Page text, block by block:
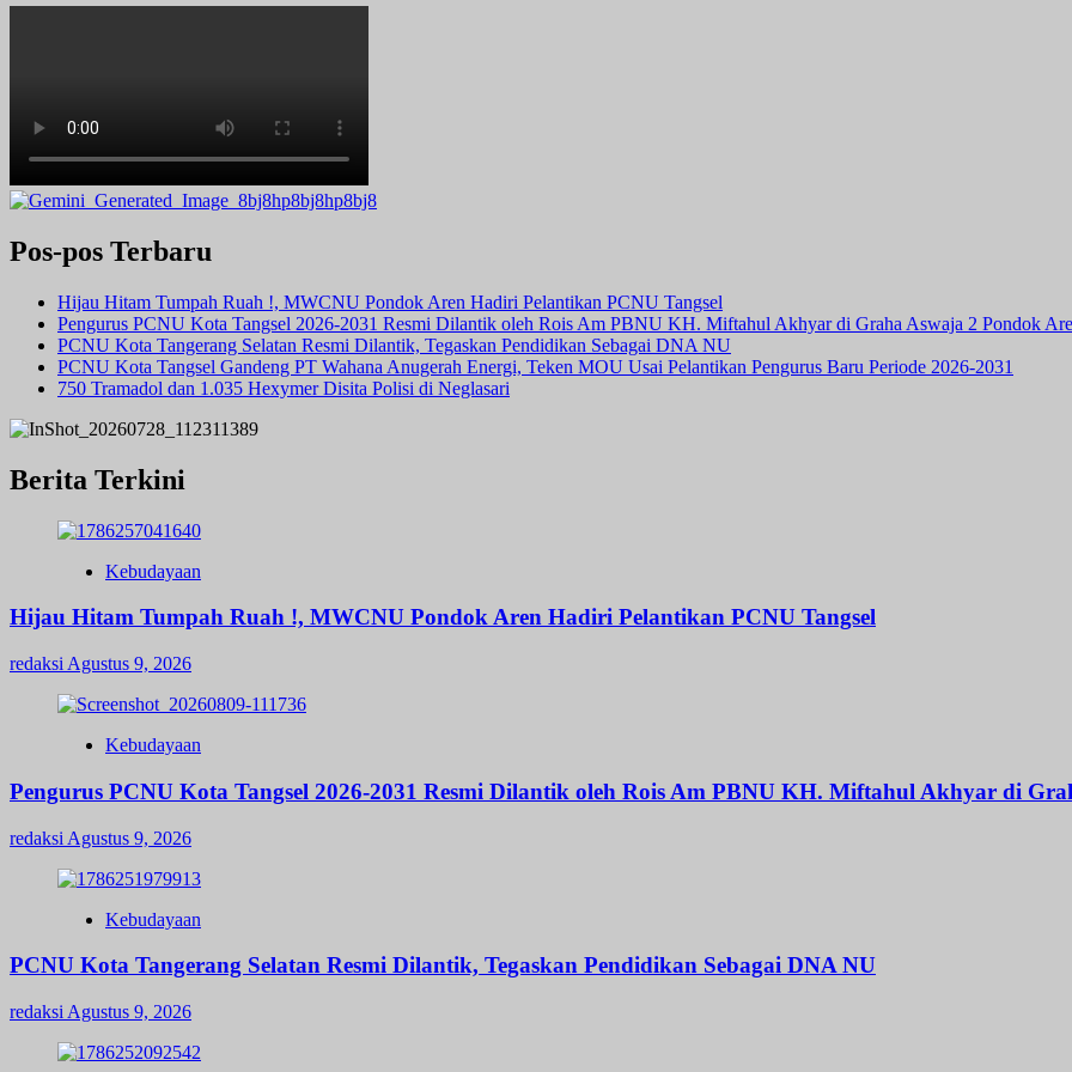
Pos-pos Terbaru
Hijau Hitam Tumpah Ruah !, MWCNU Pondok Aren Hadiri Pelantikan PCNU Tangsel
Pengurus PCNU Kota Tangsel 2026-2031 Resmi Dilantik oleh Rois Am PBNU KH. Miftahul Akhyar di Graha Aswaja 2 Pondok
PCNU Kota Tangerang Selatan Resmi Dilantik, Tegaskan Pendidikan Sebagai DNA NU
PCNU Kota Tangsel Gandeng PT Wahana Anugerah Energi, Teken MOU Usai Pelantikan Pengurus Baru Periode 2026-2031
750 Tramadol dan 1.035 Hexymer Disita Polisi di Neglasari
Berita Terkini
Kebudayaan
Hijau Hitam Tumpah Ruah !, MWCNU Pondok Aren Hadiri Pelantikan PCNU Tangsel
redaksi Agustus 9, 2026
Kebudayaan
Pengurus PCNU Kota Tangsel 2026-2031 Resmi Dilantik oleh Rois Am PBNU KH. Miftahul Akhyar di
redaksi Agustus 9, 2026
Kebudayaan
PCNU Kota Tangerang Selatan Resmi Dilantik, Tegaskan Pendidikan Sebagai DNA NU
redaksi Agustus 9, 2026